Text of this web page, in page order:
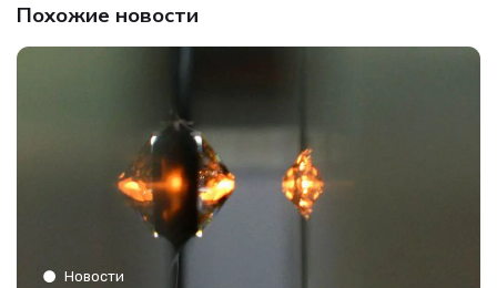
Похожие новости
Новости